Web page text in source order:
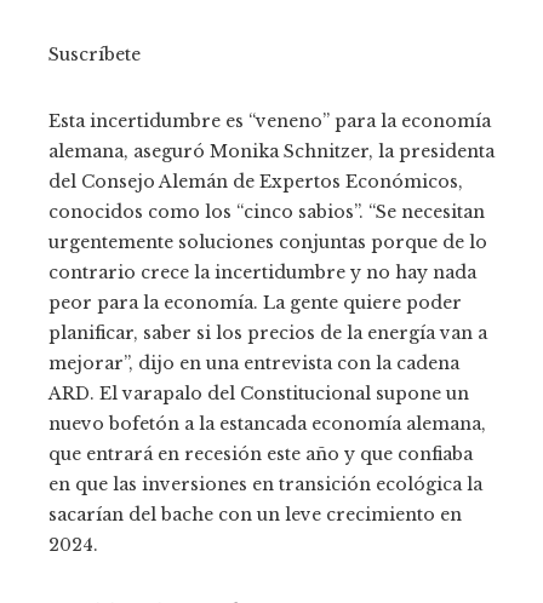
Suscríbete
Esta incertidumbre es “veneno” para la economía
alemana, aseguró Monika Schnitzer, la presidenta
del Consejo Alemán de Expertos Económicos,
conocidos como los “cinco sabios”. “Se necesitan
urgentemente soluciones conjuntas porque de lo
contrario crece la incertidumbre y no hay nada
peor para la economía. La gente quiere poder
planificar, saber si los precios de la energía van a
mejorar”, dijo en una entrevista con la cadena
ARD. El varapalo del Constitucional supone un
nuevo bofetón a la estancada economía alemana,
que entrará en recesión este año y que confiaba
en que las inversiones en transición ecológica la
sacarían del bache con un leve crecimiento en
2024.